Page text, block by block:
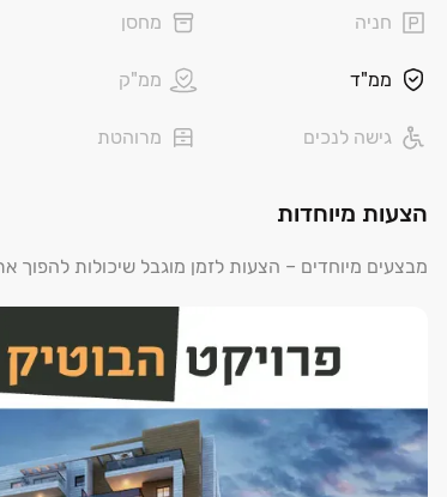
יוכלו התושבים להגיע למוסדות חינוך, תרבות ופנאי
מתקני ספורט, פארקים ועוד. יתרון מרכזי נוסף
העירייה ובו האגם המרשים, הספורטק וטיילת יפהפייה.
חניה מחסן
ממ"ד ממ"ק
גישה לנכים מרוהטת
הצעות מיוחדות
מבצעים מיוחדים – הצעות לזמן מוגבל שיכולות